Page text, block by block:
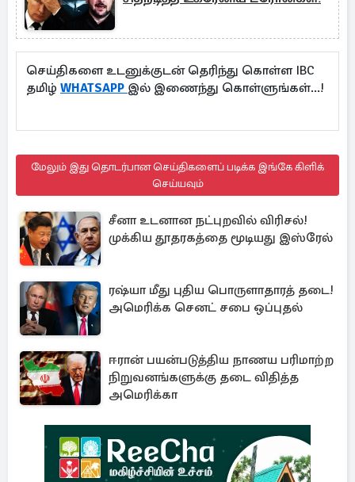
செய்திகளை உடனுக்குடன் தெரிந்து கொள்ள IBC
தமிழ் WHATSAPP இல் இணைந்து கொள்ளுங்கள்...!
மேலும் இது தொடர்பான செய்திகளைப் படிக்க இங்கே கிளிக்
செய்யவும்
சீனா உடனான நட்புறவில் விரிசல்!
முக்கிய தூதரகத்தை மூடியது இஸ்ரேல்
ரஷ்யா மீது புதிய பொருளாதாரத் தடை!
அமெரிக்க செனட் சபை ஒப்புதல்
ஈரான் பயன்படுத்திய நாணய பரிமாற்ற
நிறுவனங்களுக்கு தடை விதித்த
அமெரிக்கா